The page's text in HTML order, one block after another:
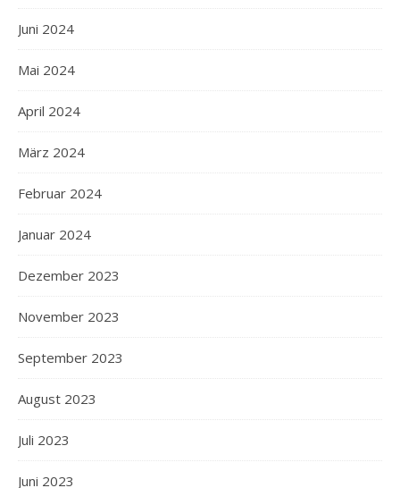
Juni 2024
Mai 2024
April 2024
März 2024
Februar 2024
Januar 2024
Dezember 2023
November 2023
September 2023
August 2023
Juli 2023
Juni 2023